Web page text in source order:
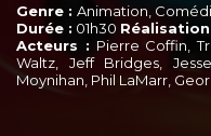
Genre : Animation,
Durée : 01h30 Réalisation
Acteurs : Pierre Coffin,
Waltz, Jeff Bridges,
Moynihan, Phil LaMarr,